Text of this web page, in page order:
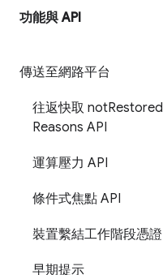
功能與 API
傳送至網路平台
往返快取 notRestored
Reasons API
運算壓力 API
條件式焦點 API
裝置繫結工作階段憑證
早期提示